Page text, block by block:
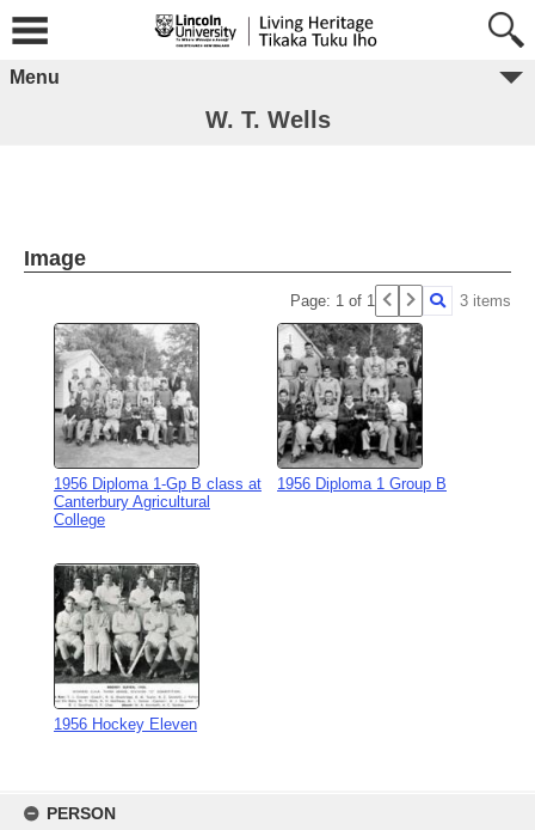
content
PERSON
Menu
W. T. Wells
Image
Page: 1 of 1 3 items
1956 Diploma 1-Gp B class at
Canterbury Agricultural
College
1956 Diploma 1 Group B
1956 Hockey Eleven